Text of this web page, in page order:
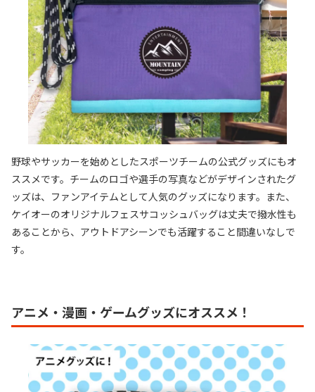
野球やサッカーを始めとしたスポーツチームの公式グッズにもオ
ススメです。チームのロゴや選手の写真などがデザインされたグ
ッズは、ファンアイテムとして人気のグッズになります。また、
ケイオーのオリジナルフェスサコッシュバッグは丈夫で撥水性も
あることから、アウトドアシーンでも活躍すること間違いなしで
す。
アニメ・漫画・ゲームグッズにオススメ！